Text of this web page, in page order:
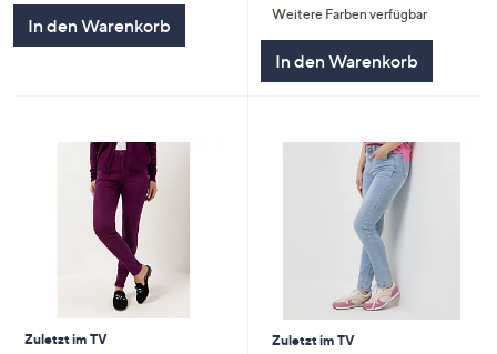
In den Warenkorb
5
Weitere Farben verfügbar
In den Warenkorb
Zuletzt im TV
Zuletzt im TV